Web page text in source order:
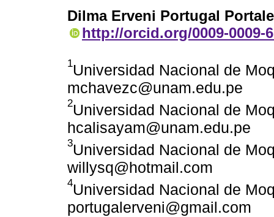
Dilma Erveni Portugal
http://orcid.org/0009-0009-
1Universidad Nacional de
mchavezc@unam.edu.pe
2Universidad Nacional de
hcalisayam@unam.edu.pe
3Universidad Nacional de
willysq@hotmail.com
4Universidad Nacional de
portugalerveni@gmail.com